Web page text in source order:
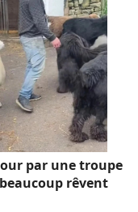
par une troupe
rêvent